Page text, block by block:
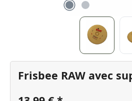
Frisbee RAW avec